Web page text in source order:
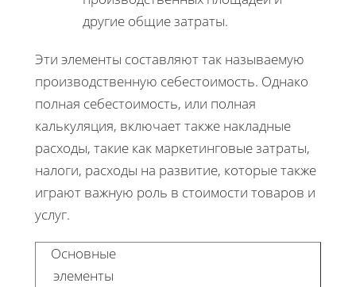
другие общие затраты.
Эти элементы составляют так называемую
производственную себестоимость. Однако
полная себестоимость, или полная
калькуляция, включает также накладные
расходы, такие как маркетинговые затраты,
налоги, расходы на развитие, которые также
играют важную роль в стоимости товаров и
услуг.
Основные
элементы